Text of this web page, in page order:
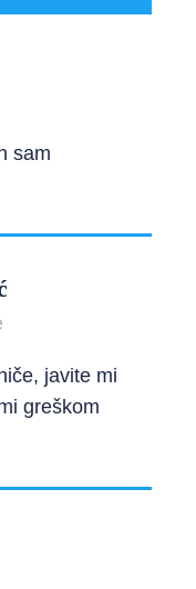
sam
javite mi
greškom